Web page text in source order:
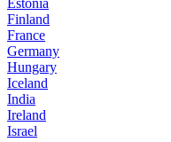
Finland
France
Germany
Hungary
Iceland
India
Ireland
Israel